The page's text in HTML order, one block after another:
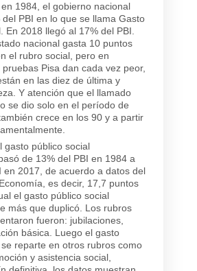
1984, el gobierno nacional
PBI en lo que se llama Gasto
En 2018 llegó al 17% del PBI.
nacional gasta 10 puntos
el rubro social, pero en
Pisa dan cada vez peor,
en las diez de última y
Y atención que el llamado
se dio solo en el período de
crece en los 90 y a partir
gasto público social
de 13% del PBI en 1984 a
en 2017, de acuerdo a datos del
es decir, 17,7 puntos
el gasto público social
más que duplicó. Los rubros
fueron: jubilaciones,
básica. Luego el gasto
reparte en otros rubros como
y asistencia social,